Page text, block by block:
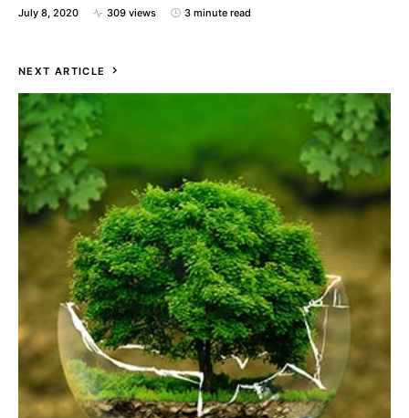
July 8, 2020 309 views 3 minute read
NEXT ARTICLE